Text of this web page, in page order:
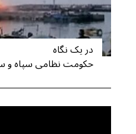
در یک نگاه
حکومت نظامی سپاه و
a
r
c
h
f
r
: